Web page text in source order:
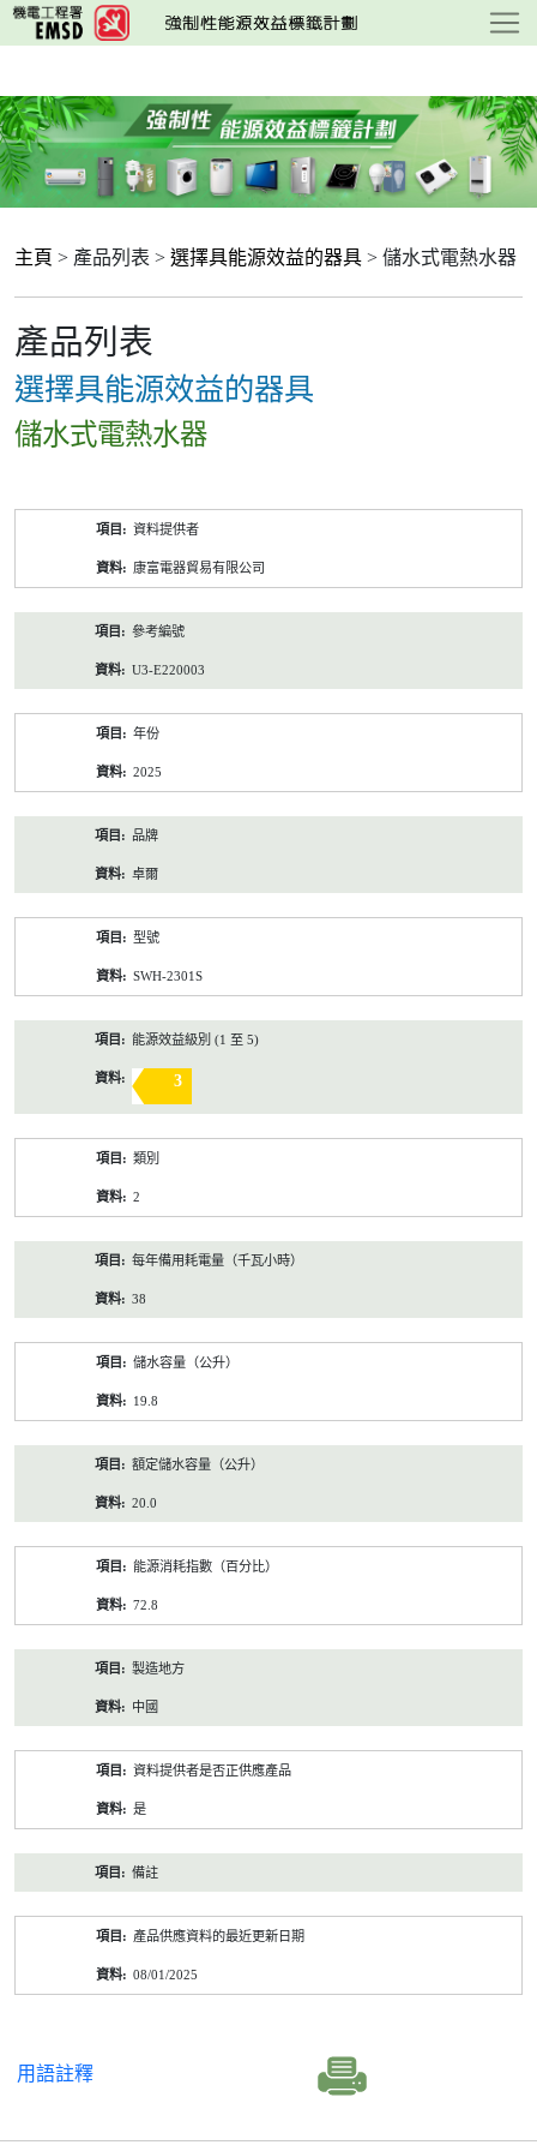
跳
至
要
內
容
主頁 > 產品列表 > 選擇具能源效益的器具 > 儲水式電熱水器
產品列表
選擇具能源效益的器具
儲水式電熱水器
資料提供者
康富電器貿易有限公司
參考編號
U3-E220003
年份
2025
品牌
卓爾
型號
SWH-2301S
能源效益級別 (1 至 5)
3
類別
2
每年備用耗電量（千瓦小時）
38
儲水容量（公升）
19.8
額定儲水容量（公升）
20.0
能源消耗指數（百分比）
72.8
製造地方
中國
資料提供者是否正供應產品
是
備註
產品供應資料的最近更新日期
08/01/2025
用語註釋